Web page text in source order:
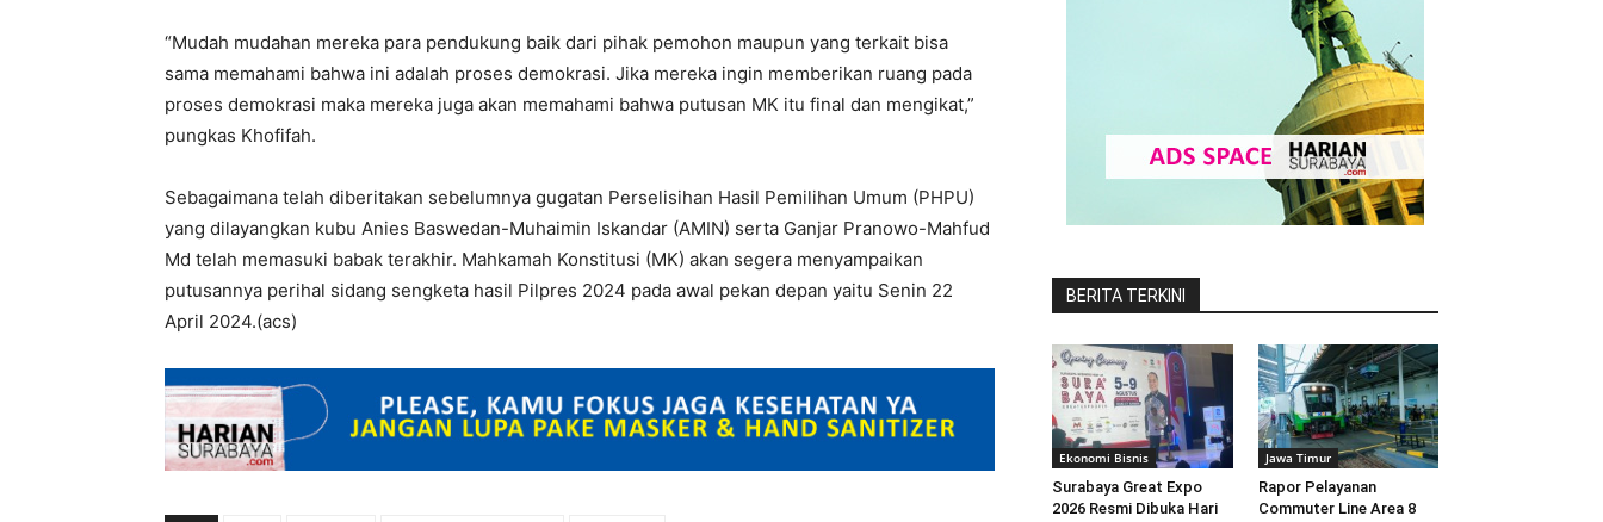
“Mudah mudahan mereka para pendukung baik dari pihak pemohon maupun yang terkait bisa
sama memahami bahwa ini adalah proses demokrasi. Jika mereka ingin memberikan ruang pada
proses demokrasi maka mereka juga akan memahami bahwa putusan MK itu final dan mengikat,”
pungkas Khofifah.
Sebagaimana telah diberitakan sebelumnya gugatan Perselisihan Hasil Pemilihan Umum (PHPU)
yang dilayangkan kubu Anies Baswedan-Muhaimin Iskandar (AMIN) serta Ganjar Pranowo-Mahfud
Md telah memasuki babak terakhir. Mahkamah Konstitusi (MK) akan segera menyampaikan
putusannya perihal sidang sengketa hasil Pilpres 2024 pada awal pekan depan yaitu Senin 22
April 2024.(acs)
BERITA TERKINI
Ekonomi Bisnis
Surabaya Great Expo
2026 Resmi Dibuka Hari
Jawa Timur
Rapor Pelayanan
Commuter Line Area 8